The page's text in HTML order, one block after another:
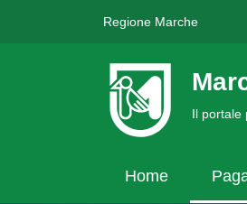
Regione Marche
Il portale
Home